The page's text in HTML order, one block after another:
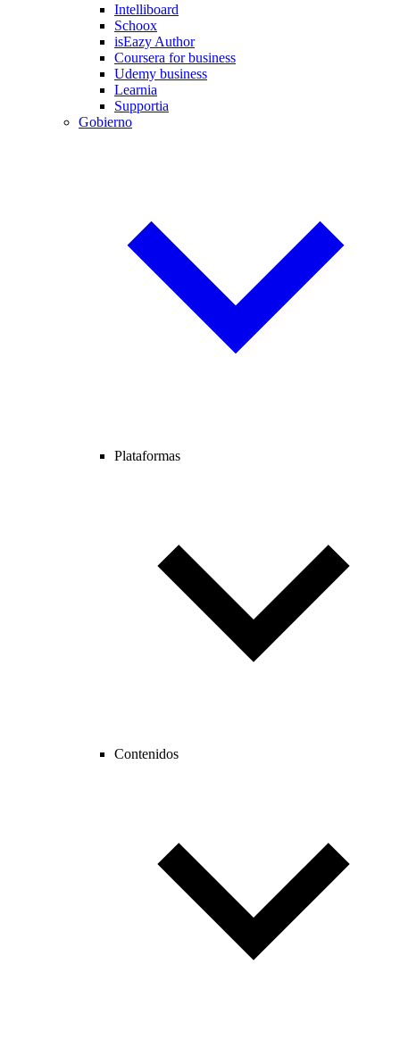
Intelliboard
Schoox
isEazy Author
Coursera for business
Udemy business
Learnia
Supportia
Gobierno
Plataformas
Contenidos